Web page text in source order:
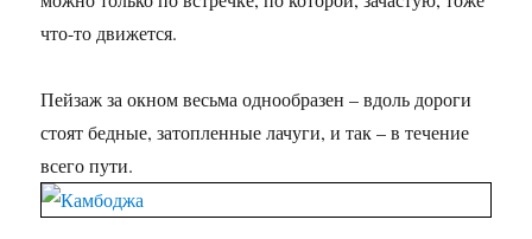
что-то движется.
Пейзаж за окном весьма однообразен – вдоль дороги
стоят бедные, затопленные лачуги, и так – в течение
всего пути.